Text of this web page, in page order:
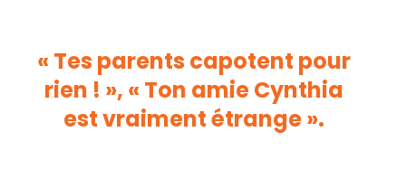
« Tes parents capotent pour
rien ! », « Ton amie Cynthia
est vraiment étrange ».